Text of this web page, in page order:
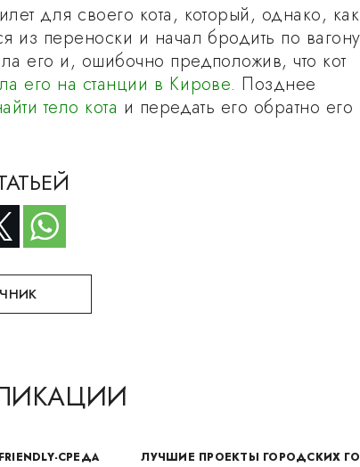
для своего кота, который, однако,
из переноски и начал бродить по
его и, ошибочно предположив, что кот
его на станции в Кирове. Позднее
тело кота и передать его обратно его
СРЕДА
ЛУЧШИЕ ПРОЕКТЫ ГОРОДСКИХ